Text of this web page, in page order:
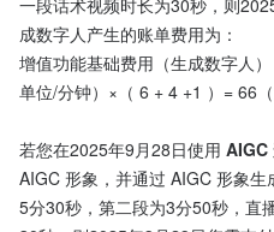
一段话术视频时长为30秒，则
成数字人产生的账单费用为：
增值功能基础费用（生成数字人
单位/分钟）×（ 6 + 4 +1 ）= 66（
若您在2025年9月28日使用 AIGC
AIGC 形象，并通过 AIGC 形象
5分30秒，第二段为3分50秒，直